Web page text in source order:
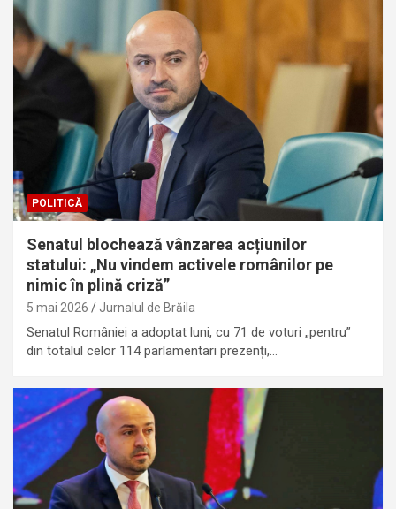
POLITICĂ
Senatul blochează vânzarea acțiunilor
statului: „Nu vindem activele românilor pe
nimic în plină criză”
5 mai 2026 Jurnalul de Brăila
Senatul României a adoptat luni, cu 71 de voturi „pentru”
din totalul celor 114 parlamentari prezenți,…